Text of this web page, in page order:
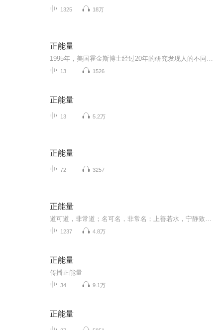
1325 18万
正能量
13 1526
正能量
13 5.2万
正能量
72 3257
正能量
1237 4.8万
正能量
传播正能量
34 9.1万
正能量